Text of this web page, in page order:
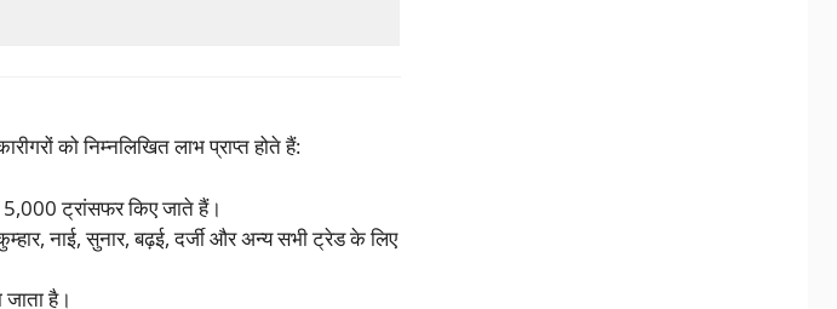
को निम्नलिखित लाभ प्राप्त होते हैं:
ट्रांसफर किए जाते हैं।
नाई, सुनार, बढ़ई, दर्जी और अन्य सभी ट्रेड के लिए
है।